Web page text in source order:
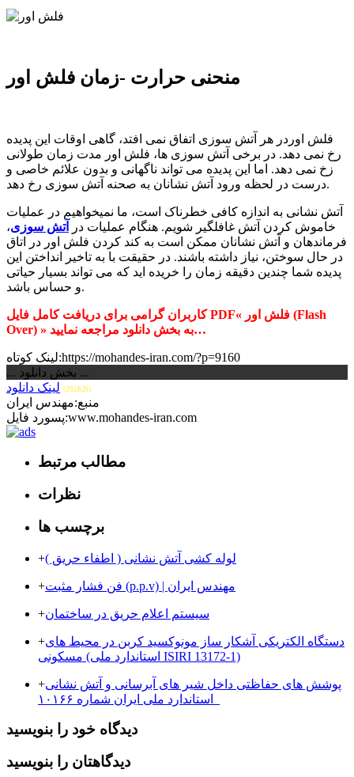
منحنی حرارت -زمان فلش اور
فلش اوردر هر آتش سوزی اتفاق نمی افتد، گاهی اوقات این پدیده
رخ نمی دهد. در برخی آتش سوزی ها، فلش اور مدت زمان طولانی
زخ نمی دهد. اما این پدیده می تواند ناگهانی و بدون علائم خاصی و
درست در لحظه ورود آتش نشانان به صحنه آتش سوزی رخ دهد.
آتش نشانی به اندازه کافی خطرناک است، ما نمیخواهیم در عملیات
خاموش کردن آتش غافلگیر شویم. هنگام عملیات در
آتش سوزی،
فرماندهان و آتش نشانان ممکن است به کند کردن فلش اور در اتاق
در حال سوختن، نیاز داشته باشند. در حقیقت با به تاخیر انداختن این
پدیده شما چندین دقیقه زمان را خریده اید که می تواند بسیار حیاتی
و حساس باشد.
کاربران گرامی برای دریافت کامل فایل PDF« فلش اور (Flash
Over) » به بخش دانلود مراجعه نمایید…
لینک کوتاه:https://mohandes-iran.com/?p=9160
... بخش دانلود ...
لینک دانلود
(282KB)
منبع:مهندس ایران
پسورد فایل:www.mohandes-iran.com
مطالب مرتبط
نظرات
برچسب ها
+لوله کشی آتش نشانی ( اطفاء حریق )
+ فن فشار مثبت (p.p.v) | مهندس ایران
+سیستم اعلام حریق در ساختمان
+دستگاه الکتریکی آشکار ساز مونوکسید کربن در محیط های
مسکونی (استاندارد ملی ISIRI 13172-1)
+پوشش های حفاظتی داخل شیر های آبرسانی و آتش نشانی
_استاندارد ملی ایران شماره ۱۰۱۶۶
دیدگاه خود را بنویسید
دیدگاهتان را بنویسید